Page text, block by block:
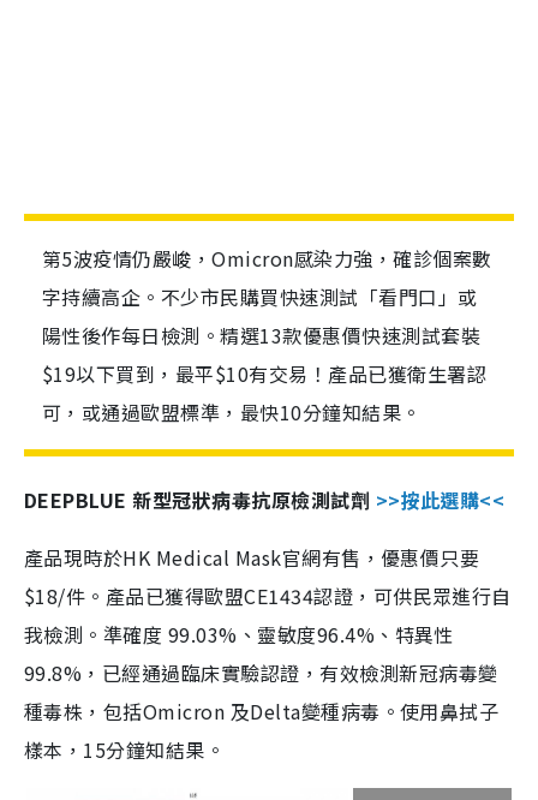
第5波疫情仍嚴峻，Omicron感染力強，確診個案數
字持續高企。不少市民購買快速測試「看門口」或
陽性後作每日檢測。精選13款優惠價快速測試套裝
$19以下買到，最平$10有交易！產品已獲衛生署認
可，或通過歐盟標準，最快10分鐘知結果。
DEEPBLUE 新型冠狀病毒抗原檢測試劑 >>按此選購<<
產品現時於HK Medical Mask官網有售，優惠價只要
$18/件。產品已獲得歐盟CE1434認證，可供民眾進行自
我檢測。準確度 99.03%、靈敏度96.4%、特異性
99.8%，已經通過臨床實驗認證，有效檢測新冠病毒變
種毒株，包括Omicron 及Delta變種病毒。使用鼻拭子
樣本，15分鐘知結果。